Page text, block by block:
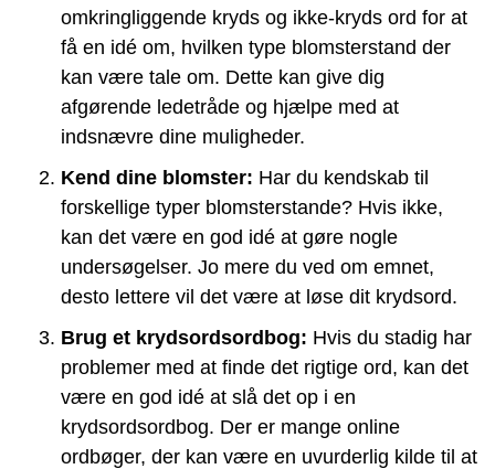
omkringliggende kryds og ikke-kryds ord for at
få en idé om, hvilken type blomsterstand der
kan være tale om. Dette kan give dig
afgørende ledetråde og hjælpe med at
indsnævre dine muligheder.
Kend dine blomster: Har du kendskab til
forskellige typer blomsterstande? Hvis ikke,
kan det være en god idé at gøre nogle
undersøgelser. Jo mere du ved om emnet,
desto lettere vil det være at løse dit krydsord.
Brug et krydsordsordbog: Hvis du stadig har
problemer med at finde det rigtige ord, kan det
være en god idé at slå det op i en
krydsordsordbog. Der er mange online
ordbøger, der kan være en uvurderlig kilde til at